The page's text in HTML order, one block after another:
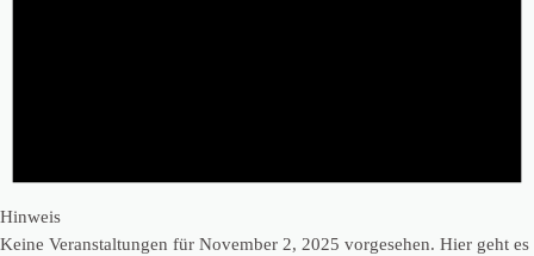
Hinweis
Keine Veranstaltungen für November 2, 2025 vorgesehen. Hier geht es